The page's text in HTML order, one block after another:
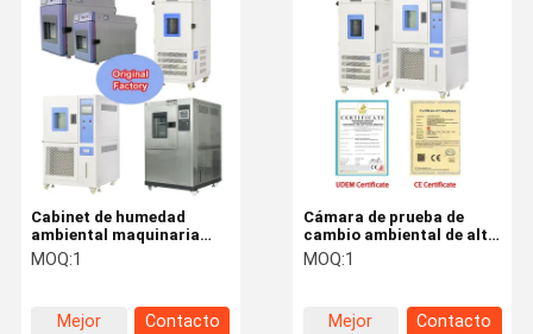
Máquina de prueba tracción
Máquina universal de prueba
equipo de prueba plástico
Equipos de pruebas de caucho
Cámara de prueba de Spray sal
Cámara de prueba de
cambio ambiental de alta
y baja temperatura LIYI,
cámara de prueba de
constante programable
MOQ:1
Mejor
Contacto
Cabinet de humedad
ambiental maquinaria
cámara de ensayo
climática constante de
MOQ:1
Mejor
Contacto